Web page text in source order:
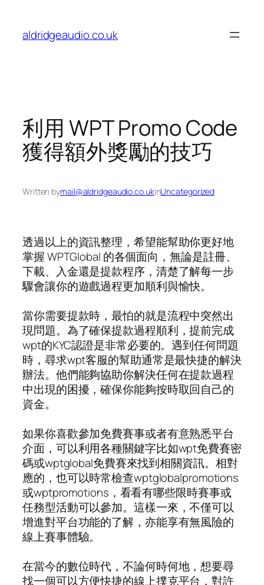
content
aldridgeaudio.co.uk
利用 WPT Promo Code
獲得額外獎勵的技巧
Written bymail@aldridgeaudio.co.ukinUncategorized
透過以上的資訊整理，希望能幫助你更好地
掌握 WPTGlobal 的各個面向，無論是註冊、
下載、入金還是提款程序，清楚了解每一步
驟會讓你的遊戲過程更加順利與愉快。
當你需要提款時，最怕的就是流程中突然出
現問題。為了確保提款過程順利，提前完成
wpt的KYC認證是非常必要的。遇到任何問題
時，尋求wpt客服的幫助通常是最快捷的解決
辦法。他們能夠協助你解決任何在提款過程
中出現的困擾，確保你能夠按時取回自己的
資金。
如果你喜歡參加免費賽事或者有意熟悉平台
介面，可以利用各種關鍵字比如wpt免費賽密
碼或wptglobal免費賽來找到相關資訊。相對
應的，也可以時常檢查wptglobalpromotions
或wptpromotions，看看有哪些限時賽事或
任務型活動可以參加。這樣一來，不僅可以
增進對平台功能的了解，亦能享有無風險的
線上賽事體驗。
在當今的數位時代，不論何時何地，想要尋
找一個可以方便快捷的線上撲克平台，對許